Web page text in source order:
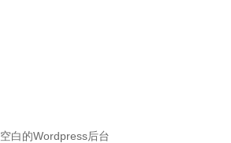
空白的Wordpress后台